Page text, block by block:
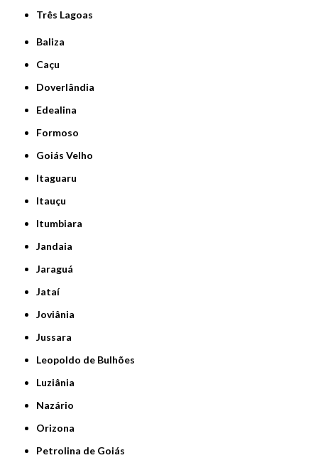
Três Lagoas
Baliza
Caçu
Doverlândia
Edealina
Formoso
Goiás Velho
Itaguaru
Itauçu
Itumbiara
Jandaia
Jaraguá
Jataí
Joviânia
Jussara
Leopoldo de Bulhões
Luziânia
Nazário
Orizona
Petrolina de Goiás